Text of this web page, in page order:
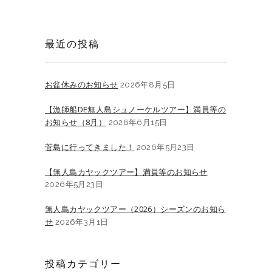
最近の投稿
お盆休みのお知らせ 2026年8月5日
【漁師船DE無人島シュノーケルツアー】満員等の
お知らせ（8月）
2026年6月15日
菅島に行ってきました！ 2026年5月23日
【無人島カヤックツアー】満員等のお知らせ
2026年5月23日
無人島カヤックツアー（2026）シーズンのお知ら
せ 2026年3月1日
投稿カテゴリー